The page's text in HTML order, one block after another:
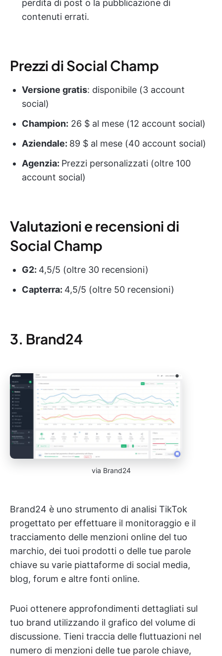
perdita di post o la pubblicazione di
contenuti errati.
Prezzi di Social Champ
Versione gratis: disponibile (3 account
social)
Champion: 26 $ al mese (12 account social)
Aziendale: 89 $ al mese (40 account social)
Agenzia: Prezzi personalizzati (oltre 100
account social)
Valutazioni e recensioni di
Social Champ
G2: 4,5/5 (oltre 30 recensioni)
Capterra: 4,5/5 (oltre 50 recensioni)
3. Brand24
via Brand24
Brand24 è uno strumento di analisi TikTok
progettato per effettuare il monitoraggio e il
tracciamento delle menzioni online del tuo
marchio, dei tuoi prodotti o delle tue parole
chiave su varie piattaforme di social media,
blog, forum e altre fonti online.
Puoi ottenere approfondimenti dettagliati sul
tuo brand utilizzando il grafico del volume di
discussione. Tieni traccia delle fluttuazioni nel
numero di menzioni delle tue parole chiave,